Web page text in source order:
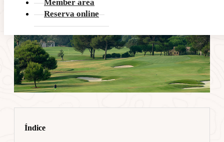
Member area
Reserva online
Índice